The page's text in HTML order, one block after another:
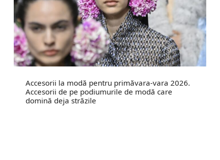
Accesorii la modă pentru primăvara-vara 2026.
Accesorii de pe podiumurile de modă care
domină deja străzile